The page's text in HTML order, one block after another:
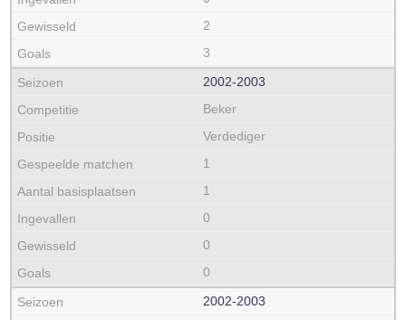
2
3
2002‑2003
Beker
Verdediger
1
1
0
0
0
2002‑2003